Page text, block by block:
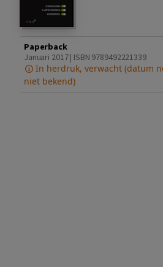
Paperback
Januari 2017 | ISBN 9789492221339
In herdruk, verwacht (datum
niet bekend)